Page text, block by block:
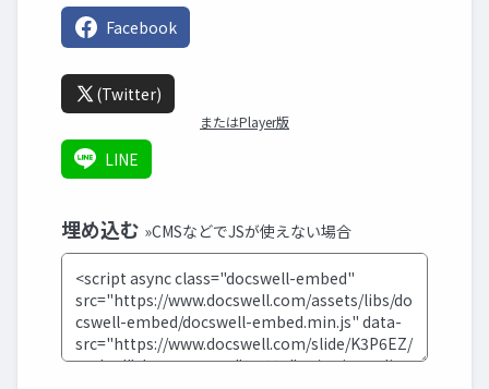
Facebook
(Twitter)
またはPlayer版
LINE
埋め込む »CMSなどでJSが使えない場合